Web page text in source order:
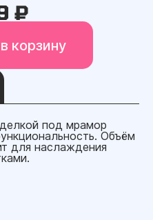
₽
корзину
под мрамор
Объём
для наслаждения